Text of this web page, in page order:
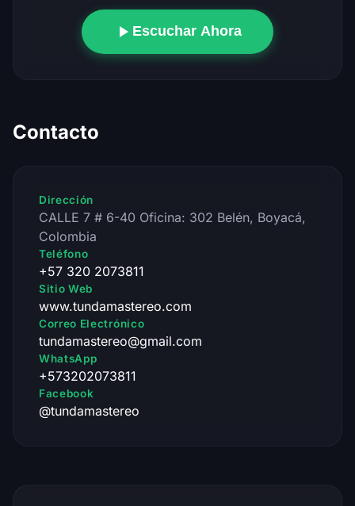
Escuchar Ahora
Contacto
Dirección
CALLE 7 # 6-40 Oficina: 302 Belén, Boyacá,
Colombia
Teléfono
+57 320 2073811
Sitio Web
www.tundamastereo.com
Correo Electrónico
tundamastereo@gmail.com
WhatsApp
+573202073811
Facebook
@tundamastereo